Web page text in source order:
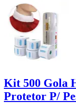
Kit 500 Gola
Protetor P/